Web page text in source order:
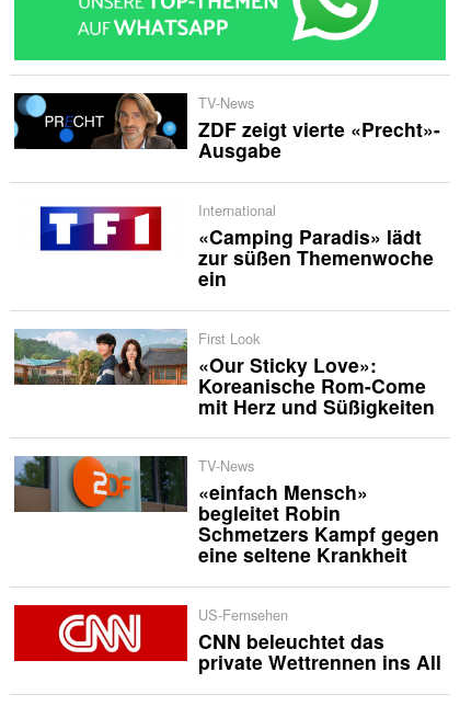
TV-News
ZDF zeigt vierte «Precht»-
Ausgabe
International
«Camping Paradis» lädt
zur süßen Themenwoche
ein
First Look
«Our Sticky Love»:
Koreanische Rom-Come
mit Herz und Süßigkeiten
TV-News
«einfach Mensch»
begleitet Robin
Schmetzers Kampf gegen
eine seltene Krankheit
US-Fernsehen
CNN beleuchtet das
private Wettrennen ins All